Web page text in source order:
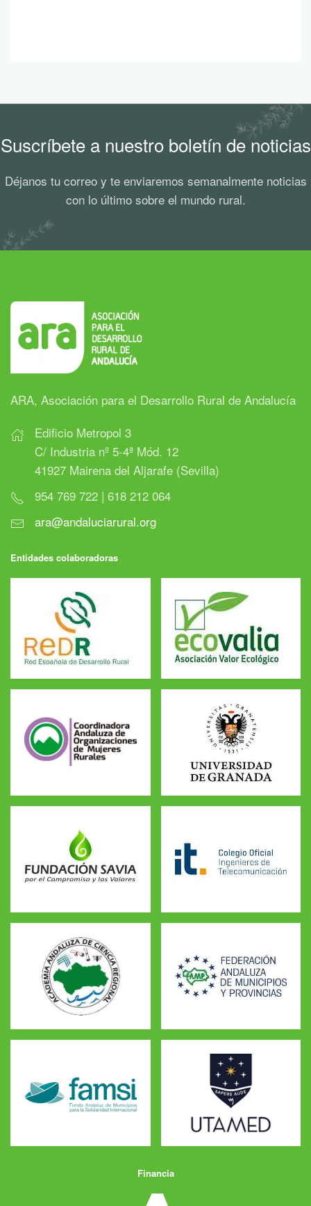
Suscríbete a nuestro boletín de noticias
Déjanos tu correo y te enviaremos semanalmente noticias
con lo último sobre el mundo rural.
ARA, Asociación para el Desarrollo Rural de Andalucía
Edificio Metropol 3
C/ Industria nº 5-4ª Mód. 12
41927 Mairena del Aljarafe (Sevilla)
954 769 722 | 618 212 064
ara@andaluciarural.org
Entidades colaboradoras
Financia